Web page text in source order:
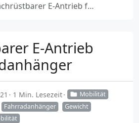
E-Antrieb für Fahrradanhänger
E-Antrieb
1 Min. Lesezeit
Mobilität
Fahrradanhänger
Gewicht